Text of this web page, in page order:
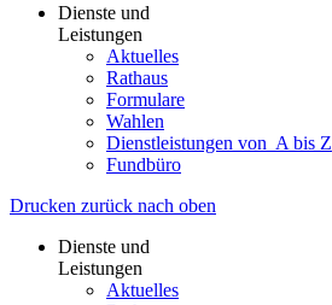
Dienste und
Leistungen
Aktuelles
Rathaus
Formulare
Wahlen
Dienst­leistungen ­von ­ ­A bis Z
Fundbüro
Drucken zurück nach oben
Dienste und
Leistungen
Aktuelles